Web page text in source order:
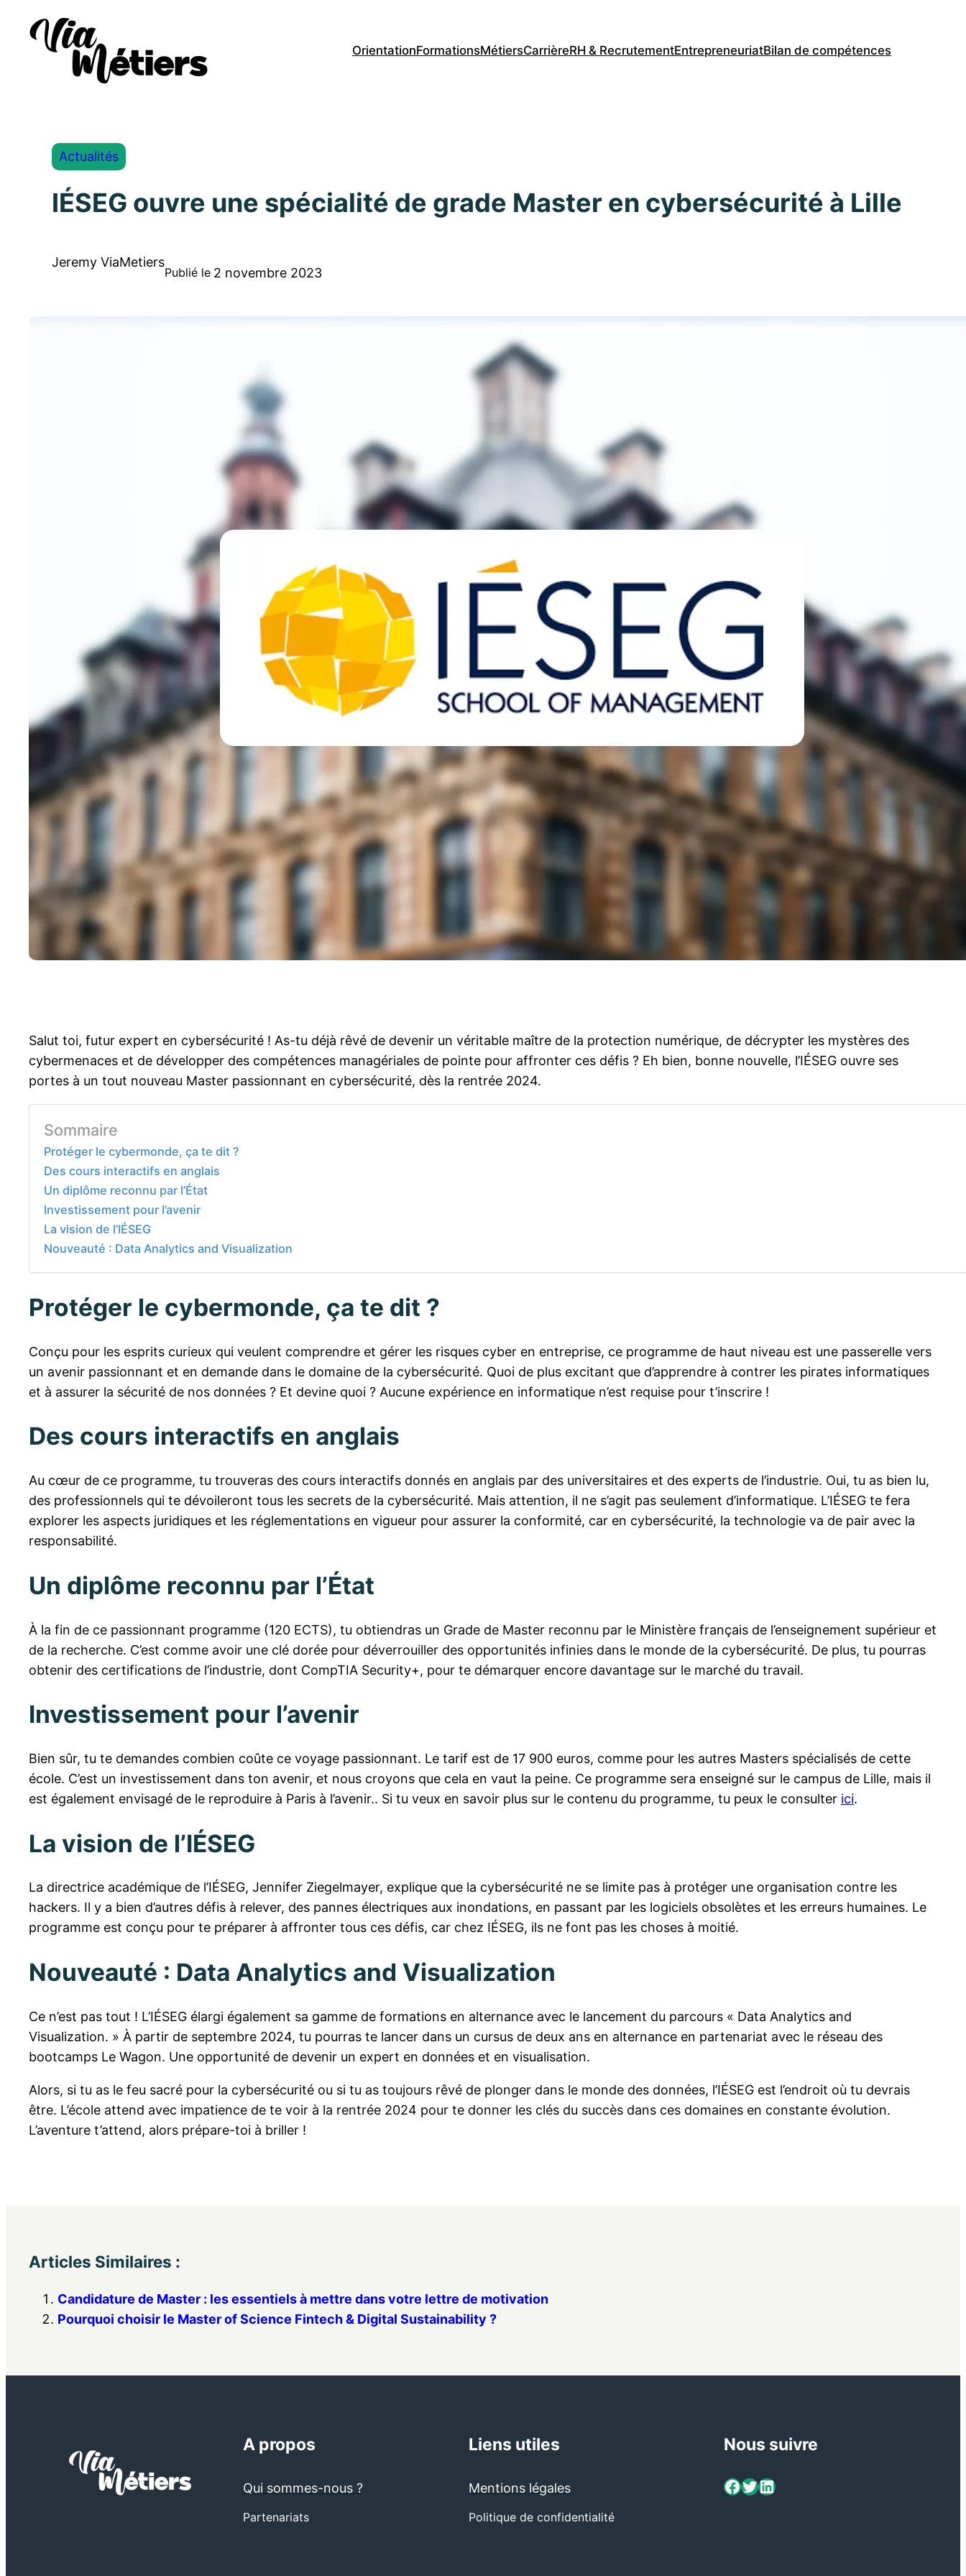
OrientationFormationsMétiersCarrièreRH & RecrutementEntrepreneuriatBilan de compétences
Actualités
IÉSEG ouvre une spécialité de grade Master en cybersécurité à Lille
Jeremy ViaMetiers
Publié le 2 novembre 2023
Salut toi, futur expert en cybersécurité ! As-tu déjà rêvé de devenir un véritable maître de la protection numérique, de décrypter les mystères des
cybermenaces et de développer des compétences managériales de pointe pour affronter ces défis ? Eh bien, bonne nouvelle, l’IÉSEG ouvre ses
portes à un tout nouveau Master passionnant en cybersécurité, dès la rentrée 2024.
Sommaire
Protéger le cybermonde, ça te dit ?
Des cours interactifs en anglais
Un diplôme reconnu par l’État
Investissement pour l’avenir
La vision de l’IÉSEG
Nouveauté : Data Analytics and Visualization
Protéger le cybermonde, ça te dit ?
Conçu pour les esprits curieux qui veulent comprendre et gérer les risques cyber en entreprise, ce programme de haut niveau est une passerelle vers
un avenir passionnant et en demande dans le domaine de la cybersécurité. Quoi de plus excitant que d’apprendre à contrer les pirates informatiques
et à assurer la sécurité de nos données ? Et devine quoi ? Aucune expérience en informatique n’est requise pour t’inscrire !
Des cours interactifs en anglais
Au cœur de ce programme, tu trouveras des cours interactifs donnés en anglais par des universitaires et des experts de l’industrie. Oui, tu as bien lu,
des professionnels qui te dévoileront tous les secrets de la cybersécurité. Mais attention, il ne s’agit pas seulement d’informatique. L’IÉSEG te fera
explorer les aspects juridiques et les réglementations en vigueur pour assurer la conformité, car en cybersécurité, la technologie va de pair avec la
responsabilité.
Un diplôme reconnu par l’État
À la fin de ce passionnant programme (120 ECTS), tu obtiendras un Grade de Master reconnu par le Ministère français de l’enseignement supérieur et
de la recherche. C’est comme avoir une clé dorée pour déverrouiller des opportunités infinies dans le monde de la cybersécurité. De plus, tu pourras
obtenir des certifications de l’industrie, dont CompTIA Security+, pour te démarquer encore davantage sur le marché du travail.
Investissement pour l’avenir
Bien sûr, tu te demandes combien coûte ce voyage passionnant. Le tarif est de 17 900 euros, comme pour les autres Masters spécialisés de cette
école. C’est un investissement dans ton avenir, et nous croyons que cela en vaut la peine. Ce programme sera enseigné sur le campus de Lille, mais il
est également envisagé de le reproduire à Paris à l’avenir.. Si tu veux en savoir plus sur le contenu du programme, tu peux le consulter ici.
La vision de l’IÉSEG
La directrice académique de l’IÉSEG, Jennifer Ziegelmayer, explique que la cybersécurité ne se limite pas à protéger une organisation contre les
hackers. Il y a bien d’autres défis à relever, des pannes électriques aux inondations, en passant par les logiciels obsolètes et les erreurs humaines. Le
programme est conçu pour te préparer à affronter tous ces défis, car chez IÉSEG, ils ne font pas les choses à moitié.
Nouveauté : Data Analytics and Visualization
Ce n’est pas tout ! L’IÉSEG élargi également sa gamme de formations en alternance avec le lancement du parcours « Data Analytics and
Visualization. » À partir de septembre 2024, tu pourras te lancer dans un cursus de deux ans en alternance en partenariat avec le réseau des
bootcamps Le Wagon. Une opportunité de devenir un expert en données et en visualisation.
Alors, si tu as le feu sacré pour la cybersécurité ou si tu as toujours rêvé de plonger dans le monde des données, l’IÉSEG est l’endroit où tu devrais
être. L’école attend avec impatience de te voir à la rentrée 2024 pour te donner les clés du succès dans ces domaines en constante évolution.
L’aventure t’attend, alors prépare-toi à briller !
Articles Similaires :
Candidature de Master : les essentiels à mettre dans votre lettre de motivation
Pourquoi choisir le Master of Science Fintech & Digital Sustainability ?
A propos
Qui sommes-nous ?
Partenariats
Liens utiles
Mentions légales
Politique de confidentialité
Nous suivre
ViaMétiers sur Facebook Twitter LinkedIn